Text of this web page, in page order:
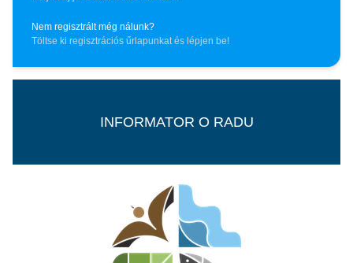
Nem regisztrált még nálunk?
Töltse ki regisztrációs űrlapunkat és lépjen be!
INFORMATOR O RADU